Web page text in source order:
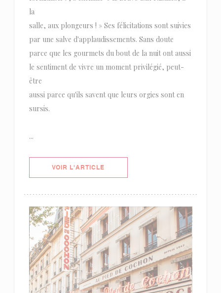
la
salle, aux plongeurs ! » Ses félicitations sont suivies
par une salve d'applaudissements. Sans doute
parce que les gourmets du bout de la nuit ont aussi
le sentiment de vivre un moment privilégié, peut-
être
aussi parce qu'ils savent que leurs orgies sont en
sursis.
...
VOIR L'ARTICLE